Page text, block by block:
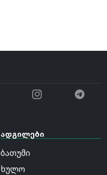
ადგილები
ბათუმი
ხულო